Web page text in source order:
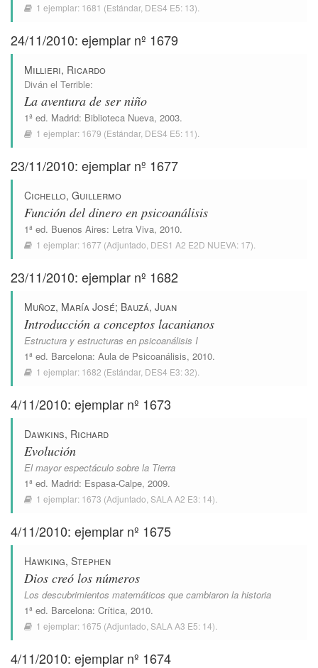
1 ejemplar: 1681 (Estándar, DES4 E5: 13).
24/11/2010: ejemplar nº 1679
Millieri, Ricardo
Diván el Terrible:
La aventura de ser niño
1ª ed. Madrid: Biblioteca Nueva, 2003.
1 ejemplar: 1679 (Estándar, DES4 E5: 11).
23/11/2010: ejemplar nº 1677
Cichello, Guillermo
Función del dinero en psicoanálisis
1ª ed. Buenos Aires: Letra Viva, 2010.
1 ejemplar: 1677 (Adjuntado, DES1 A2 E2D NUEVA: 17).
23/11/2010: ejemplar nº 1682
Muñoz, María José; Bauzá, Juan
Introducción a conceptos lacanianos
Estructura y estructuras en psicoanálisis I
1ª ed. Barcelona: Aula de Psicoanálisis, 2010.
1 ejemplar: 1682 (Estándar, DES4 E3: 32).
4/11/2010: ejemplar nº 1673
Dawkins, Richard
Evolución
El mayor espectáculo sobre la Tierra
1ª ed. Madrid: Espasa-Calpe, 2009.
1 ejemplar: 1673 (Adjuntado, SALA A2 E3: 14).
4/11/2010: ejemplar nº 1675
Hawking, Stephen
Dios creó los números
Los descubrimientos matemáticos que cambiaron la historia
1ª ed. Barcelona: Crítica, 2010.
1 ejemplar: 1675 (Adjuntado, SALA A3 E5: 14).
4/11/2010: ejemplar nº 1674